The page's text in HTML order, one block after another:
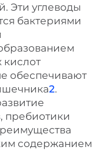
Эти углеводы
бактериями
обеспечивают
2.
пребиотики
содержанием